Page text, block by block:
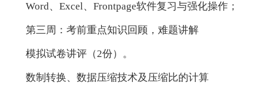
Word、Excel、Frontpage软件复习与强化操作；
第三周：考前重点知识回顾，难题讲解
模拟试卷讲评（2份）。
数制转换、数据压缩技术及压缩比的计算